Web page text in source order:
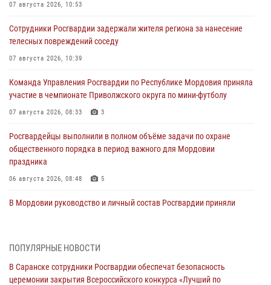
07 августа 2026, 10:53
Сотрудники Росгвардии задержали жителя региона за нанесение
телесных повреждений соседу
07 августа 2026, 10:39
Команда Управления Росгвардии по Республике Мордовия приняла
участие в чемпионате Приволжского округа по мини-футболу
07 августа 2026, 08:33 3
Росгвардейцы выполнили в полном объёме задачи по охране
общественного порядка в период важного для Мордовии
праздника
06 августа 2026, 08:48 5
В Мордовии руководство и личный состав Росгвардии приняли
06 августа 2026, 08:14 9
В Саранске сотрудники Росгвардии задержали дебошира,
повредившего имущество в кафе
ПОПУЛЯРНЫЕ НОВОСТИ
В Саранске сотрудники Росгвардии обеспечат безопасность
церемонии закрытия Всероссийского конкурса «Лучший по